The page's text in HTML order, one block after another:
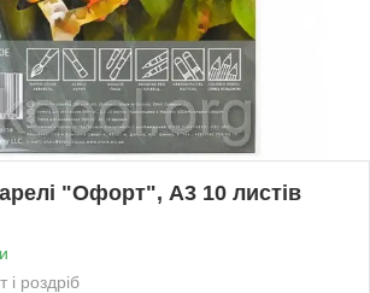
"Офорт", А3 10 листів
і роздріб